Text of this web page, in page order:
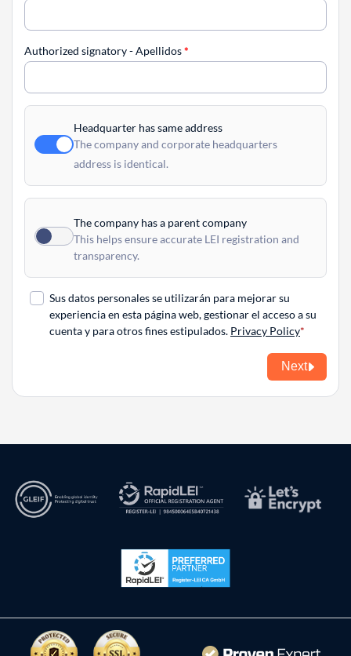
Authorized signatory - Apellidos*
Headquarter has same address
The company and corporate headquarters
address is identical.
The company has a parent company
This helps ensure accurate LEI registration and
transparency.
Sus datos personales se utilizarán para mejorar su
experiencia en esta página web, gestionar el acceso a su
cuenta y para otros fines estipulados. Privacy Policy
Next